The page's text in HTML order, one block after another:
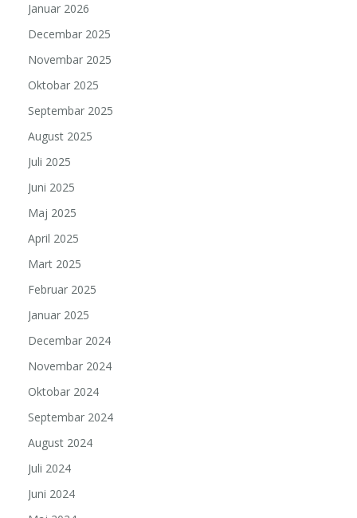
Januar 2026
Decembar 2025
Novembar 2025
Oktobar 2025
Septembar 2025
August 2025
Juli 2025
Juni 2025
Maj 2025
April 2025
Mart 2025
Februar 2025
Januar 2025
Decembar 2024
Novembar 2024
Oktobar 2024
Septembar 2024
August 2024
Juli 2024
Juni 2024